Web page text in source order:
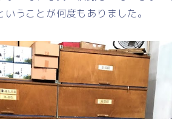
うことが何度もありました。